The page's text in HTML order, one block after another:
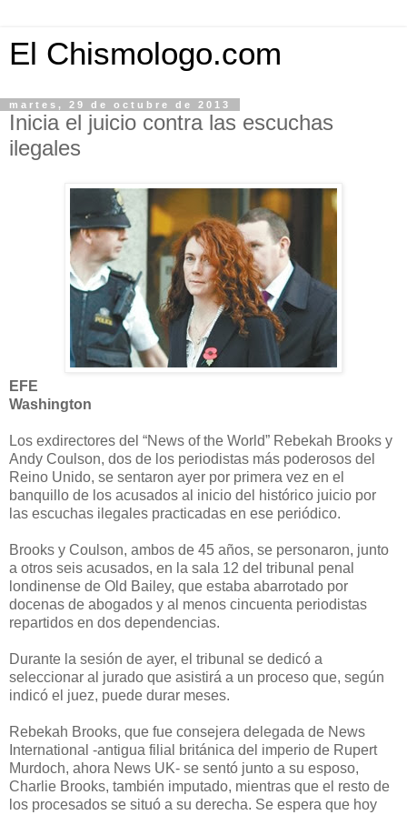
El Chismologo.com
martes, 29 de octubre de 2013
Inicia el juicio contra las escuchas
ilegales
EFE
Washington
Los exdirectores del “News of the World” Rebekah Brooks y
Andy Coulson, dos de los periodistas más poderosos del
Reino Unido, se sentaron ayer por primera vez en el
banquillo de los acusados al inicio del histórico juicio por
las escuchas ilegales practicadas en ese periódico.
Brooks y Coulson, ambos de 45 años, se personaron, junto
a otros seis acusados, en la sala 12 del tribunal penal
londinense de Old Bailey, que estaba abarrotado por
docenas de abogados y al menos cincuenta periodistas
repartidos en dos dependencias.
Durante la sesión de ayer, el tribunal se dedicó a
seleccionar al jurado que asistirá a un proceso que, según
indicó el juez, puede durar meses.
Rebekah Brooks, que fue consejera delegada de News
International -antigua filial británica del imperio de Rupert
Murdoch, ahora News UK- se sentó junto a su esposo,
Charlie Brooks, también imputado, mientras que el resto de
los procesados se situó a su derecha. Se espera que hoy